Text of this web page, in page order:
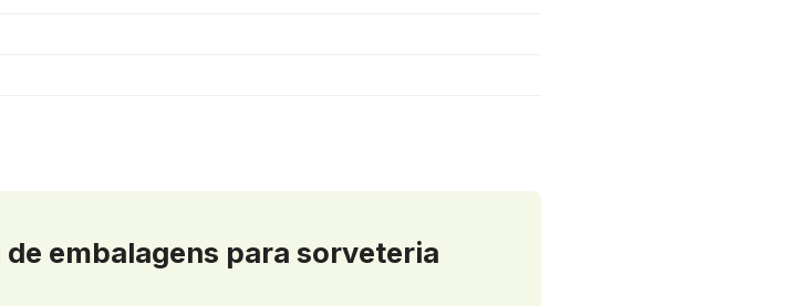
embalagens para sorveteria